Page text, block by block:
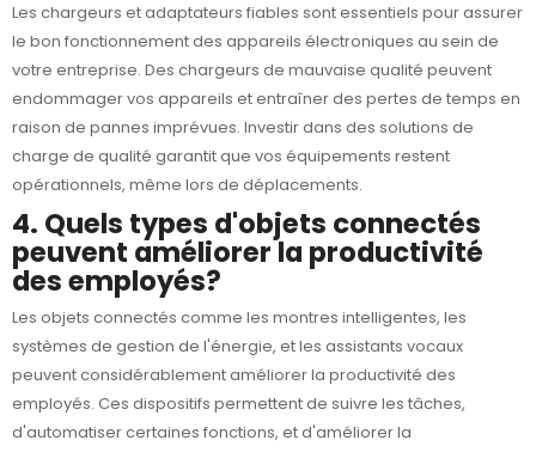
Les chargeurs et adaptateurs fiables sont essentiels pour assurer
le bon fonctionnement des appareils électroniques au sein de
votre entreprise. Des chargeurs de mauvaise qualité peuvent
endommager vos appareils et entraîner des pertes de temps en
raison de pannes imprévues. Investir dans des solutions de
charge de qualité garantit que vos équipements restent
opérationnels, même lors de déplacements.
4. Quels types d'objets connectés
peuvent améliorer la productivité
des employés?
Les objets connectés comme les montres intelligentes, les
systèmes de gestion de l'énergie, et les assistants vocaux
peuvent considérablement améliorer la productivité des
employés. Ces dispositifs permettent de suivre les tâches,
d'automatiser certaines fonctions, et d'améliorer la